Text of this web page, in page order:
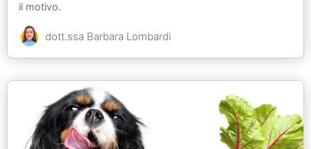
il motivo.
dott.ssa Barbara Lombardi